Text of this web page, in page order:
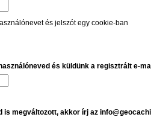
és jelszót egy cookie-ban
és küldünk a regisztrált e-
megváltozott, akkor írj az